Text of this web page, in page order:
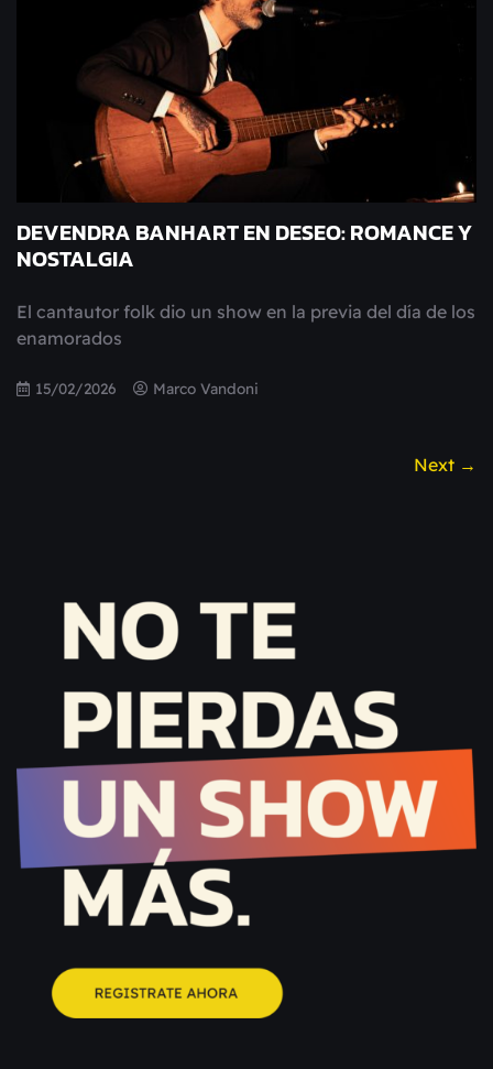
DEVENDRA BANHART EN DESEO: ROMANCE Y
NOSTALGIA
El cantautor folk dio un show en la previa del día de los
enamorados
15/02/2026 Marco Vandoni
Next →